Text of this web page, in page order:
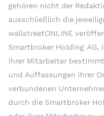
gehören nicht der
ausschließlich die
wallstreetONLINE
Smartbroker Holding AG,
ihrer Mitarbeiter
und Auffassungen ihrer
verbundenen
durch die Smartbroker